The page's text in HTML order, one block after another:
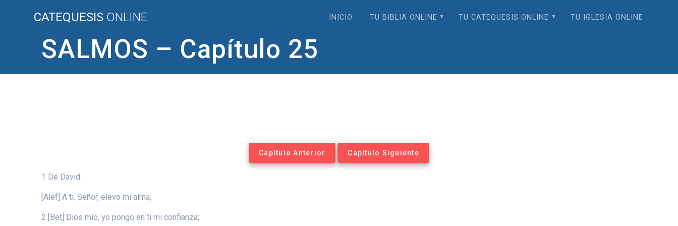
CATEQUESIS ONLINE INICIO TU BIBLIA ONLINE TU CATEQUESIS ONLINE TU IGLESIA ONLINE
SALMOS – Capítulo 25
Capítulo Anterior Capítulo Siguiente
1 De David.
[Alef] A ti, Señor, elevo mi alma,
2 [Bet] Dios mío, yo pongo en ti mi confianza;